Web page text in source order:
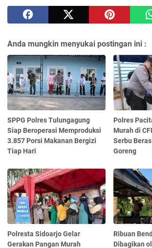
Anda mungkin menyukai postingan ini :
SPPG Polres Tulungagung
Siap Beroperasi Memproduksi
3.857 Porsi Makanan Bergizi
Tiap Hari
Polres
Murah di
Serbu
Goreng
Polresta Sidoarjo Gelar
Gerakan Pangan Murah
Ribuan
Dibagikan